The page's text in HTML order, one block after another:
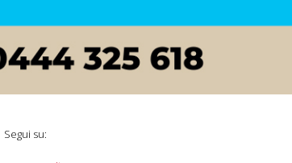
Segui su: